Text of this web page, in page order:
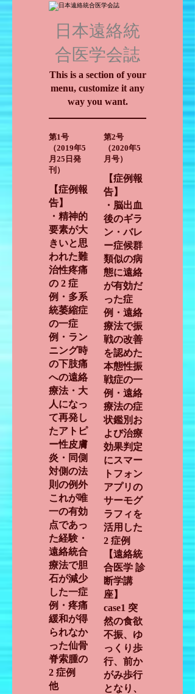
日本遠絡統
合医学会誌
This is a section of your
menu, customize it any
way you want.
第1号
（2019年5
月25日発
刊）
【症例報
告】
・精神的
要素が大
きいと思
われた難
治性疼痛
の 2 症
例・多系
統萎縮症
の一症
例・ラン
ニング時
の下肢痛
への遠絡
療法・大
人になっ
て再発し
たアトピ
ー性皮膚
炎・同側
対側の法
則の例外
これが唯
一の有効
点であっ
た経験・
遠絡統合
療法で胆
石が減少
した一症
例・疼痛
緩和が得
られなか
った仙骨
脊索腫の
2 症例
他
第2号
（2020年5
月号）
【症例報
告】
・脳出血
後のギラ
ン・バレ
ー症候群
類似の病
態に遠絡
が有効だ
った症
例・遠絡
療法で振
戦の改善
を認めた
本態性振
戦症の一
例・遠絡
療法の症
状鑑別お
よび治療
効果判定
にスマー
トフォン
アプリの
サーモグ
ラフィを
活用した
2 症例
【遠絡統
合医学 診
断学講
座】
case1 突
然の食欲
不振、ゆ
っくり歩
行、前か
がみ歩行
となり、